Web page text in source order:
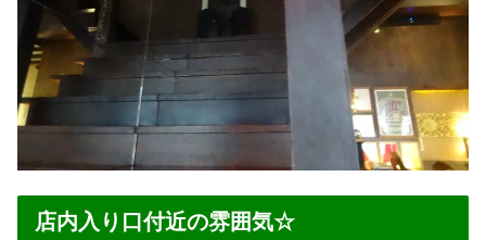
店内入り口付近の雰囲気☆